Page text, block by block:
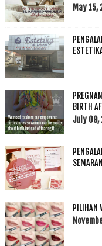
May 15,
BIRTH
July 09,
PILIHAN